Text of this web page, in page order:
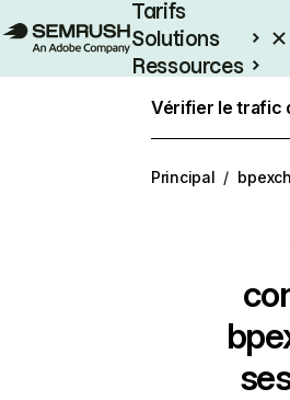
Tarifs
Solutions
Ressources
Vérifier le trafic
Principal /